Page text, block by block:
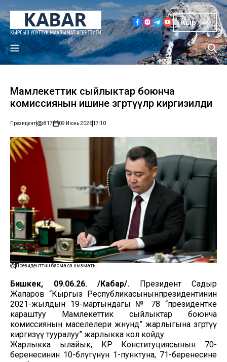
Кыр
Мамлекеттик сыйлыктар боюнча
комиссиянын ишине өзгөртүүлөр киргизилди
Президент 817 09 Июнь 202617:10
Президенттин басма сөз кызматы
Бишкек, 09.06.26. /Кабар/. Президент Садыр
Жапаров “Кыргыз Республикасынынпрезидентинин
2021-жылдын 19-мартындагы № 78 “президентке
караштуу Мамлекеттик сыйлыктар боюнча
комиссиянын маселелери жөнүндө” жарлыгына өзгөртүү
киргизүү тууралуу” жарлыкка кол койду.
Жарлыкка ылайык, КР Конституциясынын 70-
беренесинин 10-бөлүгүнүн 1-пунктуна, 71-беренесине